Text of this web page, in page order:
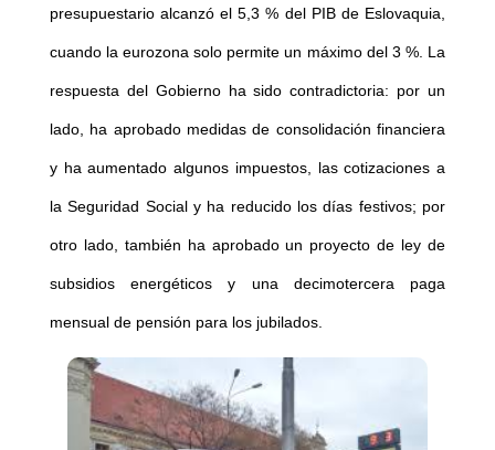
presupuestario alcanzó el 5,3 % del PIB de Eslovaquia,
cuando la eurozona solo permite un máximo del 3 %. La
respuesta del Gobierno ha sido contradictoria: por un
lado, ha aprobado medidas de consolidación financiera
y ha aumentado algunos impuestos, las cotizaciones a
la Seguridad Social y ha reducido los días festivos; por
otro lado, también ha aprobado un proyecto de ley de
subsidios energéticos y una decimotercera paga
mensual de pensión para los jubilados.